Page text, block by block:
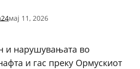
мај 11, 2026
и нарушувањата во
и гас преку Ормускиот